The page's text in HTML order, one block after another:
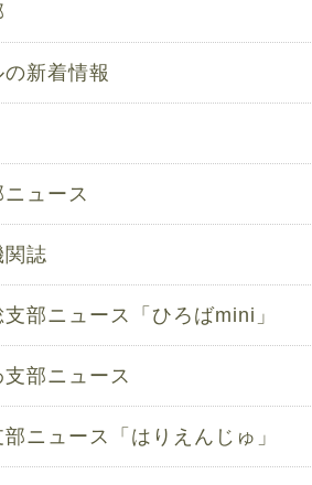
新着情報
ュース
関誌
部ニュース「ひろばmini」
支部ニュース
ニュース「はりえんじゅ」